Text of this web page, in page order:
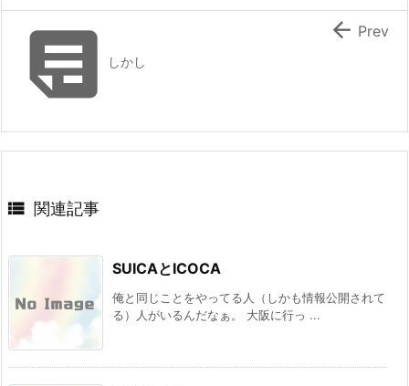
 しかし
 Prev
 関連記事
SUICAとICOCA
俺と同じことをやってる人（しかも情報公開されて
る）人がいるんだなぁ。 大阪に行っ ...